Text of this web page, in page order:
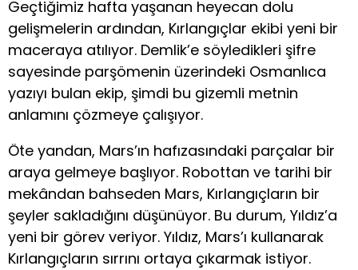
Geçtiğimiz hafta yaşanan heyecan dolu
gelişmelerin ardından, Kırlangıçlar ekibi yeni bir
maceraya atılıyor. Demlik’e söyledikleri şifre
sayesinde parşömenin üzerindeki Osmanlıca
yazıyı bulan ekip, şimdi bu gizemli metnin
anlamını çözmeye çalışıyor.
Öte yandan, Mars’ın hafızasındaki parçalar bir
araya gelmeye başlıyor. Robottan ve tarihi bir
mekândan bahseden Mars, Kırlangıçların bir
şeyler sakladığını düşünüyor. Bu durum, Yıldız’a
yeni bir görev veriyor. Yıldız, Mars’ı kullanarak
Kırlangıçların sırrını ortaya çıkarmak istiyor.